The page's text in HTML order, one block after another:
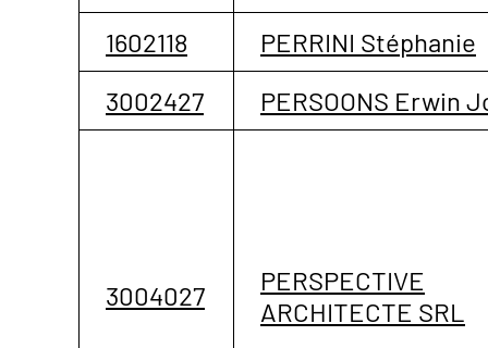
1602118
PERRINI Stéphanie
3002427
PERSOONS Erwin
3004027
PERSPECTIVE
ARCHITECTE SRL